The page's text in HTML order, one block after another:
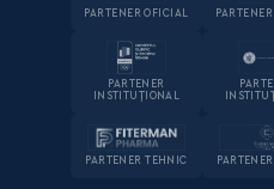
PARTENER OFICIAL
PARTENER
INSTITUȚIONAL
PARTENER TEHNIC